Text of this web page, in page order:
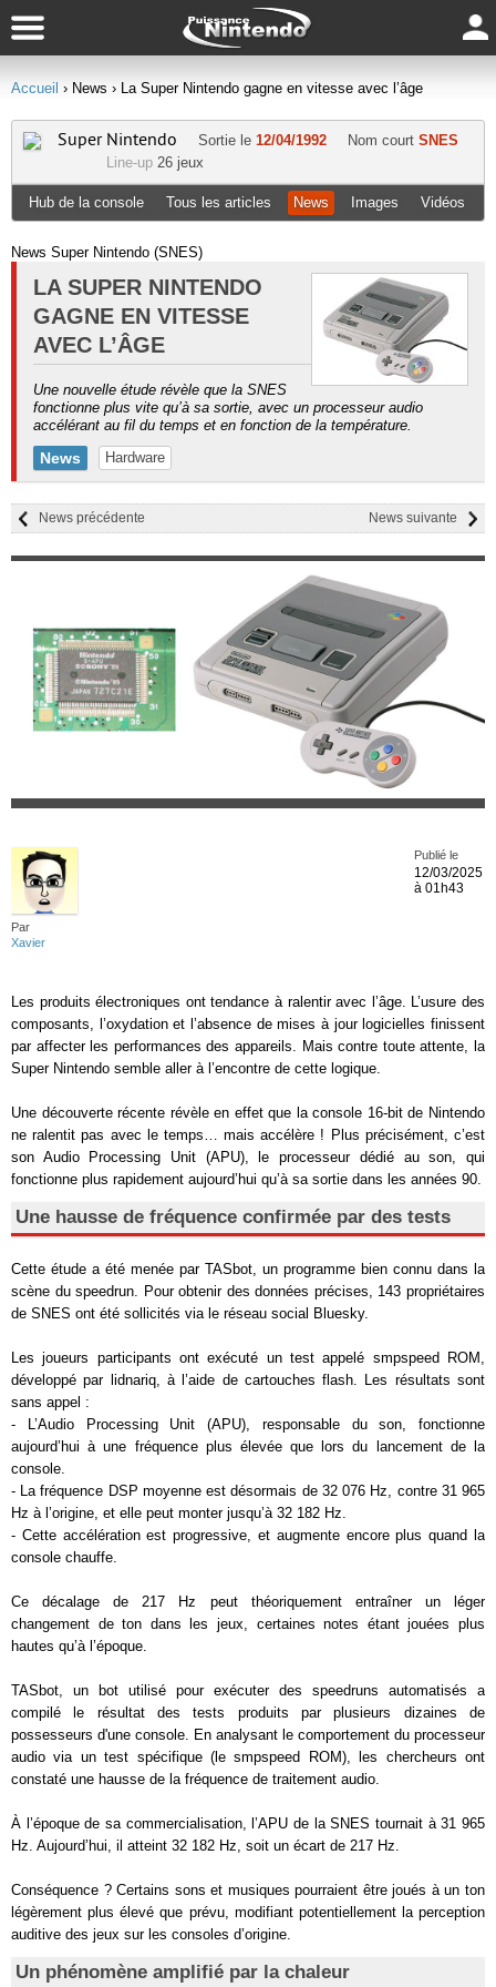
Accueil › News › La Super Nintendo gagne en vitesse avec l’âge
Super Nintendo Sortie le 12/04/1992 Nom court SNES
Line-up 26 jeux
Hub de la console Tous les articles News Images Vidéos
News Super Nintendo (SNES)
LA SUPER NINTENDO
GAGNE EN VITESSE
AVEC L’ÂGE
Une nouvelle étude révèle que la SNES
fonctionne plus vite qu’à sa sortie, avec un processeur audio
accélérant au fil du temps et en fonction de la température.
News Hardware
News suivante
News précédente
Par
Xavier
Publié le
12/03/2025
à 01h43
Les produits électroniques ont tendance à ralentir avec l’âge. L’usure des
composants, l’oxydation et l’absence de mises à jour logicielles finissent
par affecter les performances des appareils. Mais contre toute attente, la
Super Nintendo semble aller à l’encontre de cette logique.
Une découverte récente révèle en effet que la console 16-bit de Nintendo
ne ralentit pas avec le temps… mais accélère ! Plus précisément, c’est
son Audio Processing Unit (APU), le processeur dédié au son, qui
fonctionne plus rapidement aujourd’hui qu’à sa sortie dans les années 90.
Une hausse de fréquence confirmée par des tests
Cette étude a été menée par TASbot, un programme bien connu dans la
scène du speedrun. Pour obtenir des données précises, 143 propriétaires
de SNES ont été sollicités via le réseau social Bluesky.
Les joueurs participants ont exécuté un test appelé smpspeed ROM,
développé par lidnariq, à l’aide de cartouches flash. Les résultats sont
sans appel :
- L’Audio Processing Unit (APU), responsable du son, fonctionne
aujourd’hui à une fréquence plus élevée que lors du lancement de la
console.
- La fréquence DSP moyenne est désormais de 32 076 Hz, contre 31 965
Hz à l’origine, et elle peut monter jusqu’à 32 182 Hz.
- Cette accélération est progressive, et augmente encore plus quand la
console chauffe.
Ce décalage de 217 Hz peut théoriquement entraîner un léger
changement de ton dans les jeux, certaines notes étant jouées plus
hautes qu’à l’époque.
TASbot, un bot utilisé pour exécuter des speedruns automatisés a
compilé le résultat des tests produits par plusieurs dizaines de
possesseurs d'une console. En analysant le comportement du processeur
audio via un test spécifique (le smpspeed ROM), les chercheurs ont
constaté une hausse de la fréquence de traitement audio.
À l’époque de sa commercialisation, l’APU de la SNES tournait à 31 965
Hz. Aujourd’hui, il atteint 32 182 Hz, soit un écart de 217 Hz.
Conséquence ? Certains sons et musiques pourraient être joués à un ton
légèrement plus élevé que prévu, modifiant potentiellement la perception
auditive des jeux sur les consoles d’origine.
Un phénomène amplifié par la chaleur